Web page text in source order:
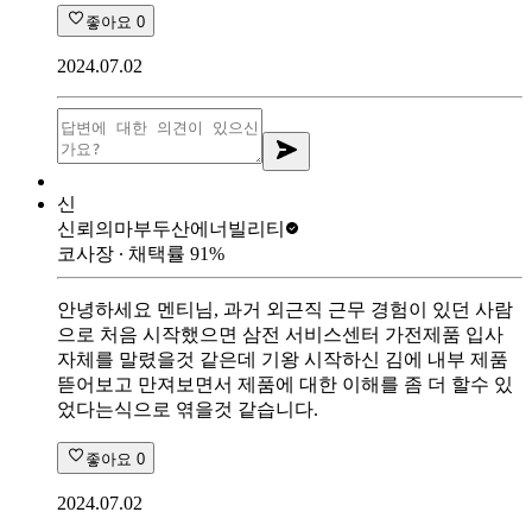
좋아요 0
2024.07.02
신
신뢰의마부두산에너빌리티
코사장 ∙ 채택률 91%
안녕하세요 멘티님, 과거 외근직 근무 경험이 있던 사람
으로 처음 시작했으면 삼전 서비스센터 가전제품 입사
자체를 말렸을것 같은데 기왕 시작하신 김에 내부 제품
뜯어보고 만져보면서 제품에 대한 이해를 좀 더 할수 있
었다는식으로 엮을것 같습니다.
좋아요 0
2024.07.02